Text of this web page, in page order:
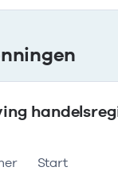
Start